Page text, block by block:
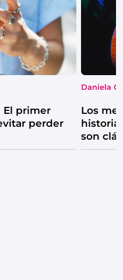
El primer
perder
Daniela
Los
historia
son